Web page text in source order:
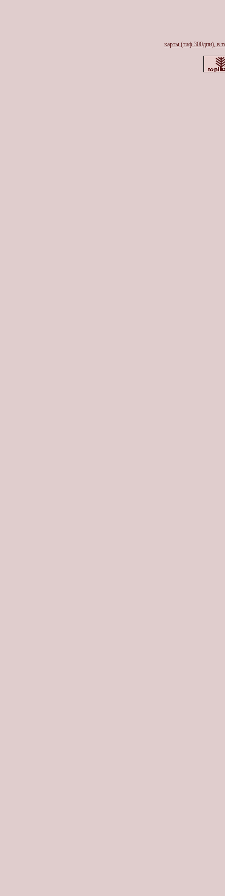
карты (тиф 300дпи), в